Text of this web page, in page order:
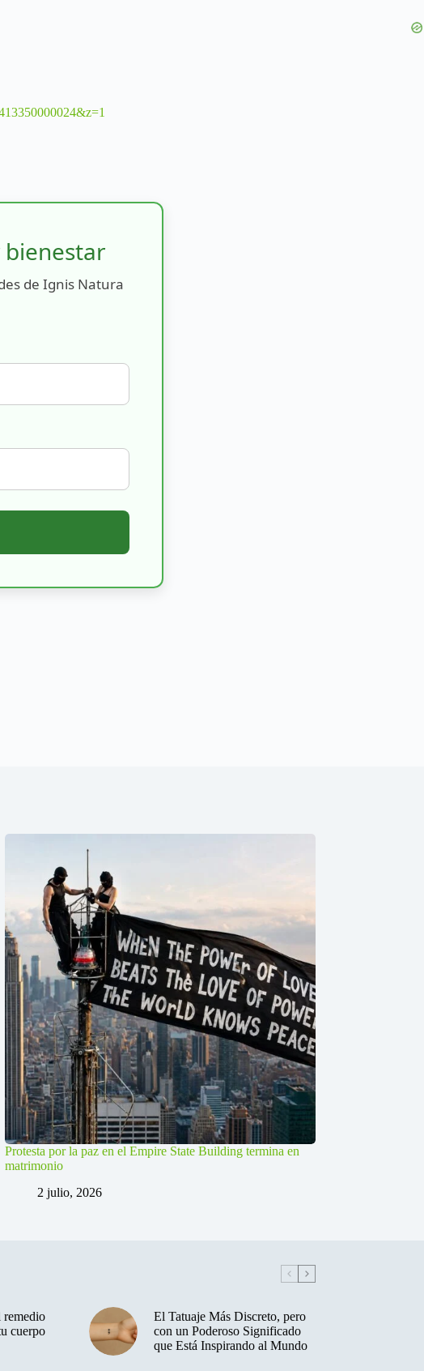
bienestar
de Ignis Natura
Protesta por la paz en el Empire State Building termina en
matrimonio
2 julio, 2026
cuerpo
El Tatuaje Más Discreto, pero
con un Poderoso Significado
que Está Inspirando al Mundo